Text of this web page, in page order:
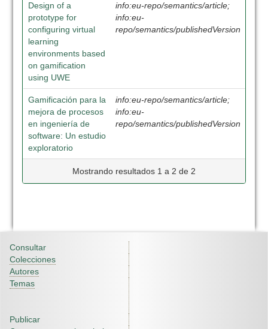
Design of a
prototype for
configuring virtual
learning
environments based
on gamification
using UWE
info:eu-repo/semantics/article;
info:eu-
repo/semantics/publishedVersion
Gamificación para la
mejora de procesos
en ingeniería de
software: Un estudio
exploratorio
info:eu-repo/semantics/article;
info:eu-
repo/semantics/publishedVersion
Mostrando resultados 1 a 2 de 2
Consultar
Colecciones
Autores
Temas
Publicar